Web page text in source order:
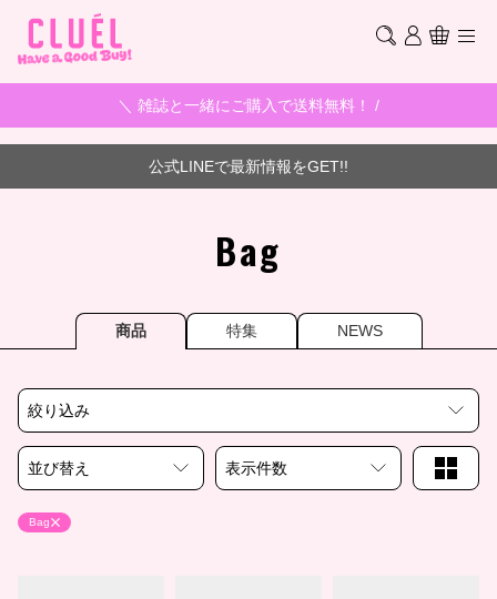
＼ 雑誌と一緒にご購入で送料無料！ /
公式LINEで最新情報をGET!!
Bag
商品 特集 NEWS
絞り込み
並び替え 表示件数
Bag